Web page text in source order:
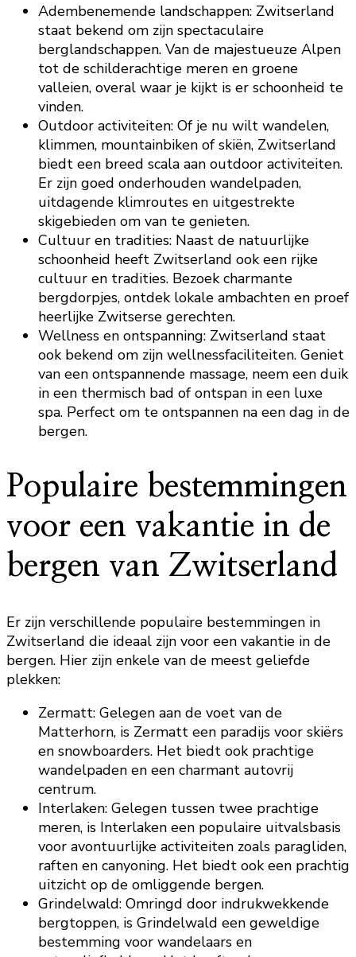
Adembenemende landschappen: Zwitserland
staat bekend om zijn spectaculaire
berglandschappen. Van de majestueuze Alpen
tot de schilderachtige meren en groene
valleien, overal waar je kijkt is er schoonheid te
vinden.
Outdoor activiteiten: Of je nu wilt wandelen,
klimmen, mountainbiken of skiën, Zwitserland
biedt een breed scala aan outdoor activiteiten.
Er zijn goed onderhouden wandelpaden,
uitdagende klimroutes en uitgestrekte
skigebieden om van te genieten.
Cultuur en tradities: Naast de natuurlijke
schoonheid heeft Zwitserland ook een rijke
cultuur en tradities. Bezoek charmante
bergdorpjes, ontdek lokale ambachten en proef
heerlijke Zwitserse gerechten.
Wellness en ontspanning: Zwitserland staat
ook bekend om zijn wellnessfaciliteiten. Geniet
van een ontspannende massage, neem een duik
in een thermisch bad of ontspan in een luxe
spa. Perfect om te ontspannen na een dag in de
bergen.
Populaire bestemmingen
voor een vakantie in de
bergen van Zwitserland
Er zijn verschillende populaire bestemmingen in
Zwitserland die ideaal zijn voor een vakantie in de
bergen. Hier zijn enkele van de meest geliefde
plekken:
Zermatt: Gelegen aan de voet van de
Matterhorn, is Zermatt een paradijs voor skiërs
en snowboarders. Het biedt ook prachtige
wandelpaden en een charmant autovrij
centrum.
Interlaken: Gelegen tussen twee prachtige
meren, is Interlaken een populaire uitvalsbasis
voor avontuurlijke activiteiten zoals paragliden,
raften en canyoning. Het biedt ook een prachtig
uitzicht op de omliggende bergen.
Grindelwald: Omringd door indrukwekkende
bergtoppen, is Grindelwald een geweldige
bestemming voor wandelaars en